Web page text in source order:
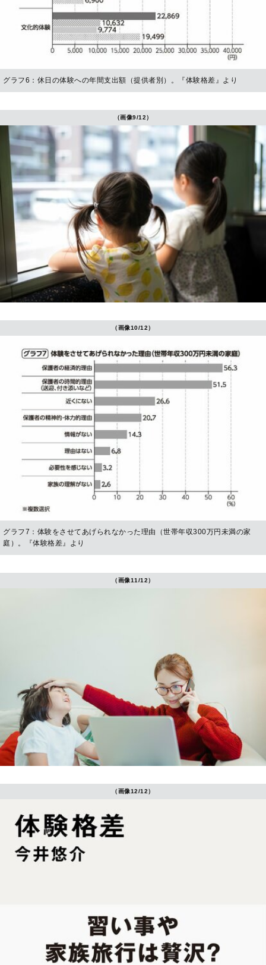
グラフ6：休日の体験への年間支出額（提供者別）。『体験格差』より
（画像9/12）
（画像10/12）
グラフ7：体験をさせてあげられなかった理由（世帯年収300万円未満の家
庭）。『体験格差』より
（画像11/12）
（画像12/12）